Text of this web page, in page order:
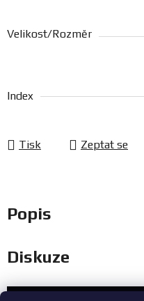
Velikost/Rozměr
Index
Tisk Zeptat se
Popis
Diskuze